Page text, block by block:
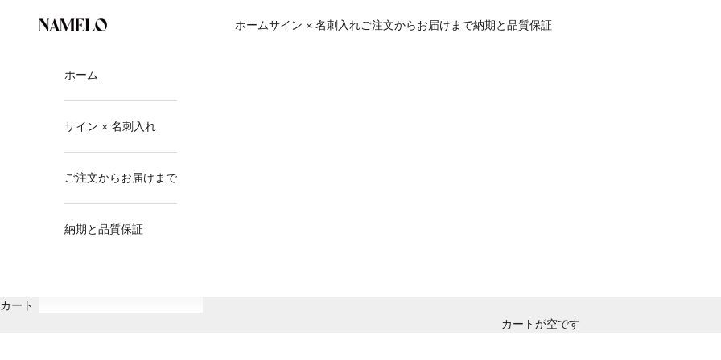
ネームロ公式オンラインストア
ホームサイン × 名刺入れご注文からお届けまで納期と品質保証
ホーム
サイン × 名刺入れ
ご注文からお届けまで
納期と品質保証
カート
カートが空です